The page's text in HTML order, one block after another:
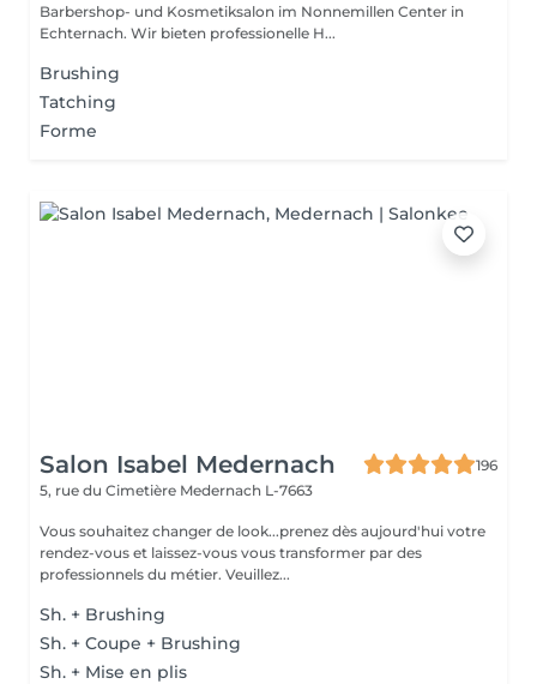
Barbershop- und Kosmetiksalon im Nonnemillen Center in
Echternach. Wir bieten professionelle H...
Brushing
Tatching
Forme
Salon Isabel Medernach
196
5, rue du Cimetière Medernach L-7663
Vous souhaitez changer de look...prenez dès aujourd'hui votre
rendez-vous et laissez-vous vous transformer par des
professionnels du métier. Veuillez...
Sh. + Brushing
Sh. + Coupe + Brushing
Sh. + Mise en plis